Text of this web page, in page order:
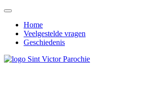
Home
Veelgestelde vragen
Geschiedenis